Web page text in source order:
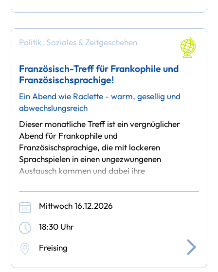
Politik, Soziales & Zeitgeschehen
Französisch-Treff für Frankophile und
Französischsprachige!
Ein Abend wie Raclette - warm, gesellig und
abwechslungsreich
Dieser monatliche Treff ist ein vergnüglicher
Abend für Frankophile und
Französischsprachige, die mit lockeren
Sprachspielen in einen ungezwungenen
Austausch kommen und dabei ihre
pflegen
Mittwoch 16.12.2026
18:30 Uhr
Freising